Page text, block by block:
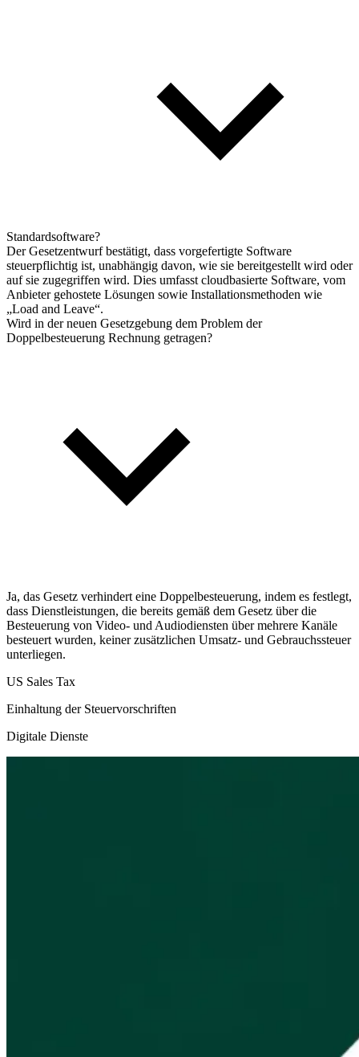
Standardsoftware?
Der Gesetzentwurf bestätigt, dass vorgefertigte Software
steuerpflichtig ist, unabhängig davon, wie sie bereitgestellt wird oder
auf sie zugegriffen wird. Dies umfasst cloudbasierte Software, vom
Anbieter gehostete Lösungen sowie Installationsmethoden wie
„Load and Leave“.
Wird in der neuen Gesetzgebung dem Problem der
Doppelbesteuerung Rechnung getragen?
Ja, das Gesetz verhindert eine Doppelbesteuerung, indem es festlegt,
dass Dienstleistungen, die bereits gemäß dem Gesetz über die
Besteuerung von Video- und Audiodiensten über mehrere Kanäle
besteuert wurden, keiner zusätzlichen Umsatz- und Gebrauchssteuer
unterliegen.
US Sales Tax
Einhaltung der Steuervorschriften
Digitale Dienste